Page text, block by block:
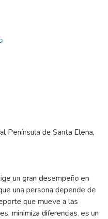
Península de Santa Elena,
un gran desempeño en
una persona depende de
que mueve a las
minimiza diferencias, es un